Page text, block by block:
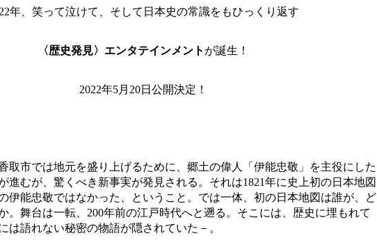
年、笑って泣けて、そして日本史の常識をもひっくり返す
〈歴史発見〉エンタテインメント が誕生！
2022年5月20日公開決定！
取市では地元を盛り上げるために、郷土の偉人「伊能忠敬」を主役にした
進むが、驚くべき新事実が発見される。それは1821年に史上初の日本地図
伊能忠敬ではなかった、ということ。では一体、初の日本地図は誰が、ど
。舞台は一転、200年前の江戸時代へと遡る。そこには、歴史に埋もれて
は語れない秘密の物語が隠されていた－。